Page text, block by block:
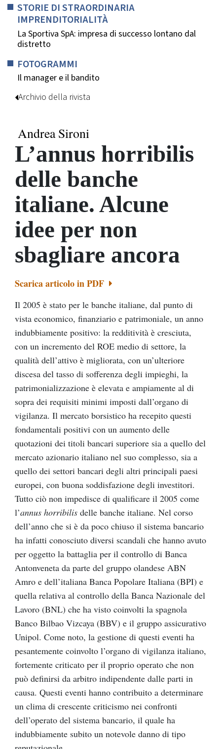
STORIE DI STRAORDINARIA
IMPRENDITORIALITÀ
La Sportiva SpA: impresa di successo lontano dal
distretto
FOTOGRAMMI
Il manager e il bandito
Archivio della rivista
Andrea Sironi
L’annus horribilis
delle banche
italiane. Alcune
idee per non
sbagliare ancora
Scarica articolo in PDF
Il 2005 è stato per le banche italiane, dal punto di
vista economico, finanziario e patrimoniale, un anno
indubbiamente positivo: la redditività è cresciuta,
con un incremento del ROE medio di settore, la
qualità dell’attivo è migliorata, con un’ulteriore
discesa del tasso di sofferenza degli impieghi, la
patrimonializzazione è elevata e ampiamente al di
sopra dei requisiti minimi imposti dall’organo di
vigilanza. Il mercato borsistico ha recepito questi
fondamentali positivi con un aumento delle
quotazioni dei titoli bancari superiore sia a quello del
mercato azionario italiano nel suo complesso, sia a
quello dei settori bancari degli altri principali paesi
europei, con buona soddisfazione degli investitori.
Tutto ciò non impedisce di qualificare il 2005 come
l’annus horribilis delle banche italiane. Nel corso
dell’anno che si è da poco chiuso il sistema bancario
ha infatti conosciuto diversi scandali che hanno avuto
per oggetto la battaglia per il controllo di Banca
Antonveneta da parte del gruppo olandese ABN
Amro e dell’italiana Banca Popolare Italiana (BPI) e
quella relativa al controllo della Banca Nazionale del
Lavoro (BNL) che ha visto coinvolti la spagnola
Banco Bilbao Vizcaya (BBV) e il gruppo assicurativo
Unipol. Come noto, la gestione di questi eventi ha
pesantemente coinvolto l’organo di vigilanza italiano,
fortemente criticato per il proprio operato che non
può definirsi da arbitro indipendente dalle parti in
causa. Questi eventi hanno contribuito a determinare
un clima di crescente criticismo nei confronti
dell’operato del sistema bancario, il quale ha
indubbiamente subito un notevole danno di tipo